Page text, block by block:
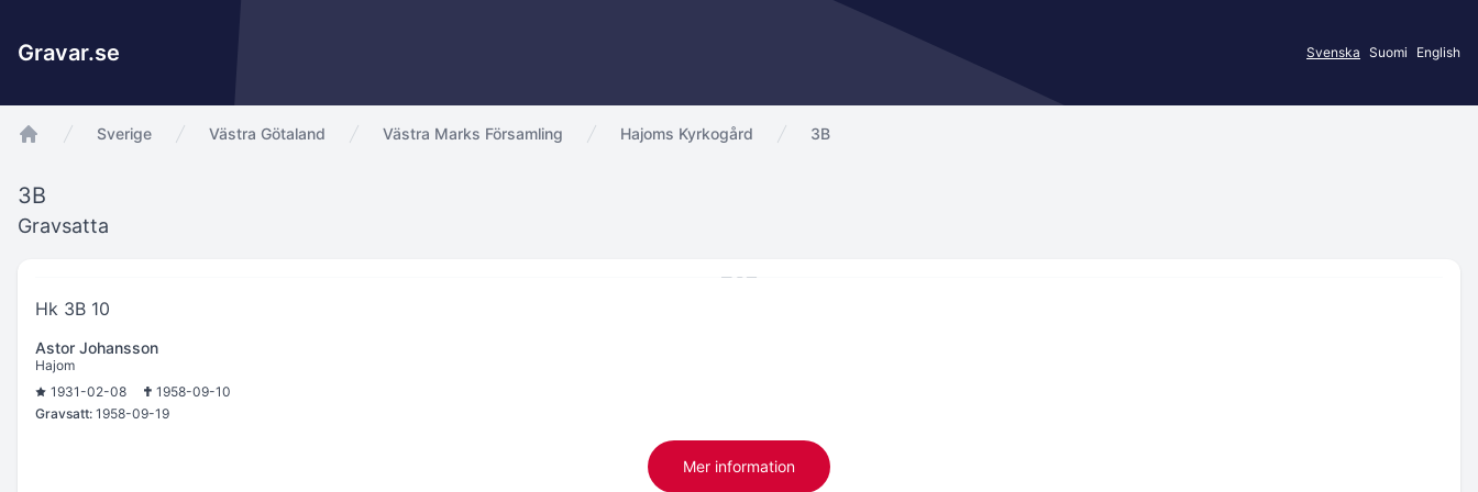
Gravar.se Svenska Suomi English
Sverige Västra Götaland Västra Marks Församling Hajoms Kyrkogård 3B
3B
Gravsatta
Hk 3B 10
Astor Johansson
Hajom
1931-02-08
1958-09-10
Gravsatt: 1958-09-19
Mer information